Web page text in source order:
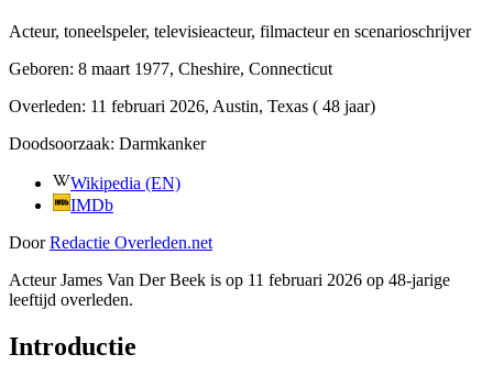
Acteur, toneelspeler, televisieacteur, filmacteur en scenarioschrijver
Geboren: 8 maart 1977, Cheshire, Connecticut
Overleden: 11 februari 2026, Austin, Texas ( 48 jaar)
Doodsoorzaak: Darmkanker
Wikipedia (EN)
IMDb
Door Redactie Overleden.net
Acteur James Van Der Beek is op 11 februari 2026 op 48-jarige
leeftijd overleden.
Introductie